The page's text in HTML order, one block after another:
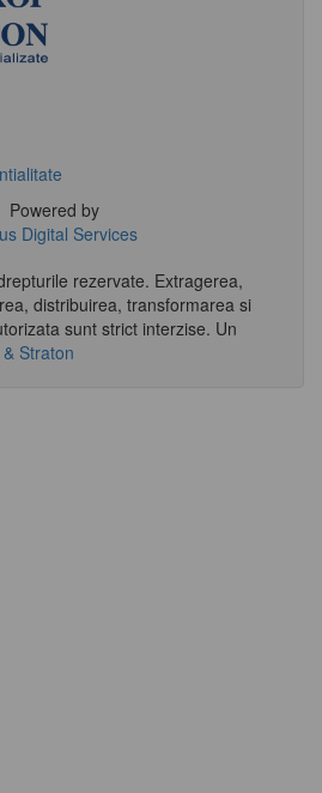
Powered by
Digital Services
rezervate. Extragerea,
distribuirea, transformarea si
sunt strict interzise. Un
Straton